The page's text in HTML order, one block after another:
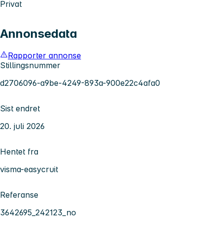
Privat
Annonsedata
Rapporter annonse
Stillingsnummer
d2706096-a9be-4249-893a-900e22c4afa0
Sist endret
20. juli 2026
Hentet fra
visma-easycruit
Referanse
3642695_242123_no